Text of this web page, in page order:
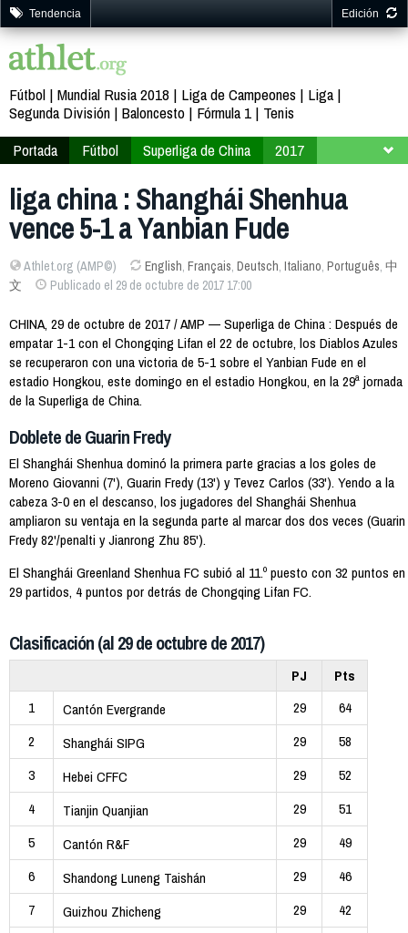
Tendencia Edición
Fútbol Mundial Rusia 2018 Liga de Campeones
Liga
Segunda División Baloncesto Fórmula 1
Tenis
Portada
Fútbol Superliga de China
2017
liga china : Shanghái Shenhua
vence 5-1 a Yanbian Fude
Athlet.org (AMP©) English, Français, Deutsch, Italiano, Português, 中
文
Publicado el 29 de octubre de 2017 17:00
CHINA, 29 de octubre de 2017 / AMP — Superliga de China : Después de
empatar 1-1 con el Chongqing Lifan el 22 de octubre, los Diablos Azules
se recuperaron con una victoria de 5-1 sobre el Yanbian Fude en el
estadio Hongkou, este domingo en el estadio Hongkou, en la 29ª jornada
de la Superliga de China.
Doblete de Guarin Fredy
El Shanghái Shenhua dominó la primera parte gracias a los goles de
Moreno Giovanni (7'), Guarin Fredy (13') y Tevez Carlos (33'). Yendo a la
cabeza 3-0 en el descanso, los jugadores del Shanghái Shenhua
ampliaron su ventaja en la segunda parte al marcar dos dos veces (Guarin
Fredy 82'/penalti y Jianrong Zhu 85').
El Shanghái Greenland Shenhua FC subió al 11.º puesto con 32 puntos en
29 partidos, 4 puntos por detrás de Chongqing Lifan FC.
Clasificación (al 29 de octubre de 2017)
PJ
Pts
1
Cantón Evergrande 29
64
2
Shanghái SIPG 29
58
3
Hebei CFFC 29
52
4
Tianjin Quanjian 29
51
5
Cantón R&F 29
49
6
Shandong Luneng Taishán 29
46
7
Guizhou Zhicheng 29
42